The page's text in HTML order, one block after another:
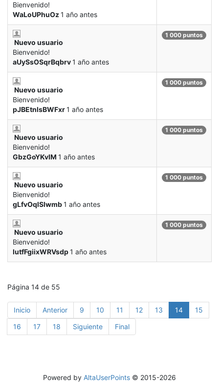
Bienvenido!
WaLoUPhuOz1 año antes
Nuevo usuario
Bienvenido!
aUySsOSqrBqbrv1 año antes
1 000 puntos
Nuevo usuario
Bienvenido!
pJBEtnlsBWFxr1 año antes
1 000 puntos
Nuevo usuario
Bienvenido!
GbzGoYKvIM 1 año antes
1 000 puntos
Nuevo usuario
Bienvenido!
gLfvOqlSIwmb1 año antes
1 000 puntos
Nuevo usuario
Bienvenido!
lutfFgiixWRVsdp1 año antes
1 000 puntos
Página 14 de 55
Inicio Anterior 9 10 11 12 13 14
15
16
17 18 Siguiente Final
Powered by AltaUserPoints © 2015-2026